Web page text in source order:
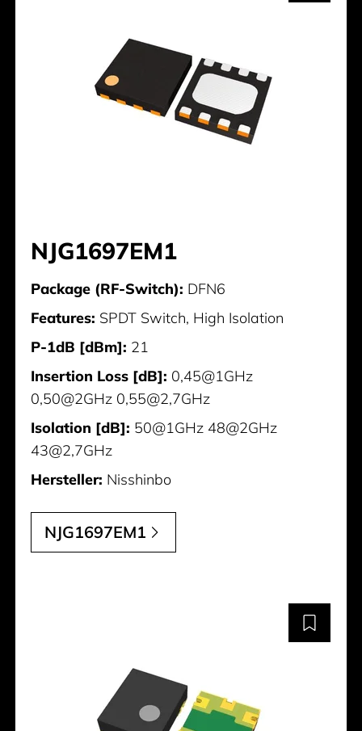
NJG1697EM1
Package (RF-Switch): DFN6
Features: SPDT Switch, High Isolation
P-1dB [dBm]: 21
Insertion Loss [dB]: 0,45@1GHz
0,50@2GHz 0,55@2,7GHz
Isolation [dB]: 50@1GHz 48@2GHz
43@2,7GHz
Hersteller: Nisshinbo
NJG1697EM1